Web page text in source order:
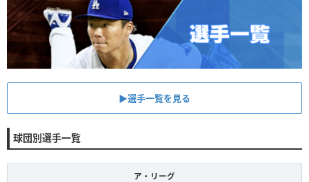
▶︎選手一覧を見る
球団別選手一覧
ア・リーグ